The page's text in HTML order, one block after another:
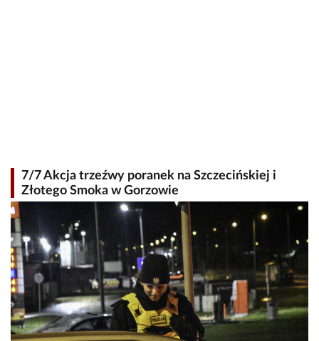
7/7 Akcja trzeźwy poranek na Szczecińskiej i
Złotego Smoka w Gorzowie